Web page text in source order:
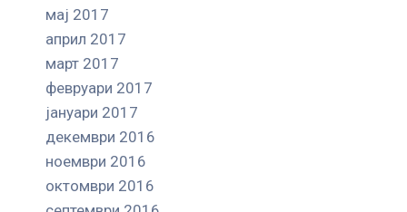
мај 2017
април 2017
март 2017
февруари 2017
јануари 2017
декември 2016
ноември 2016
октомври 2016